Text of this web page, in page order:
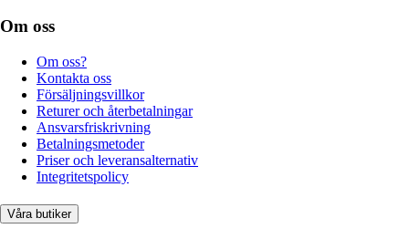
Om oss
Om oss?
Kontakta oss
Försäljningsvillkor
Returer och återbetalningar
Ansvarsfriskrivning
Betalningsmetoder
Priser och leveransalternativ
Integritetspolicy
Våra butiker